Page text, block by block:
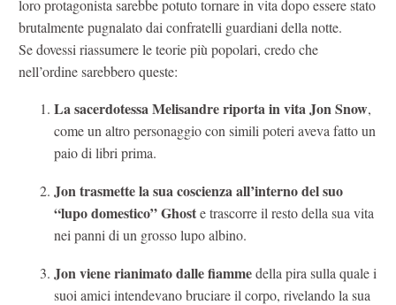
loro protagonista sarebbe potuto tornare in vita dopo essere stato
brutalmente pugnalato dai confratelli guardiani della notte.
Se dovessi riassumere le teorie più popolari, credo che
nell’ordine sarebbero queste:
La sacerdotessa Melisandre riporta in vita Jon Snow,
come un altro personaggio con simili poteri aveva fatto un
paio di libri prima.
Jon trasmette la sua coscienza all’interno del suo
“lupo domestico”Ghoste trascorre il resto della sua vita
nei panni di un grosso lupo albino.
Jon viene rianimato dalle fiammedella pira sulla quale i
suoi amici intendevano bruciare il corpo, rivelando la sua